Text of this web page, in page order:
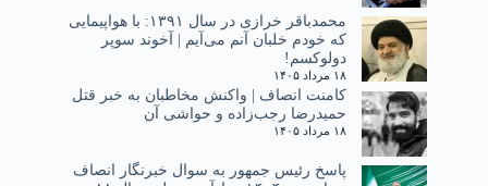
محمدباقر خرازی در سال ۱۳۹۱: با هواپیمایی
که خودم خلبان آنم می‌آیم | آخوند سوپر
دولوکسم!
۱۸ مرداد ۱۴۰۵
کامنت انصاف | واکنش مخاطبان به خبر قتل
حمیدرضا رجب‌زاده و حواشی آن
۱۸ مرداد ۱۴۰۵
پاسخ رئیس جمهور به سوال خبرنگار انصاف